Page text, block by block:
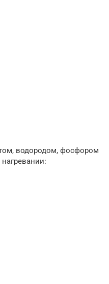
водородом, фосфором